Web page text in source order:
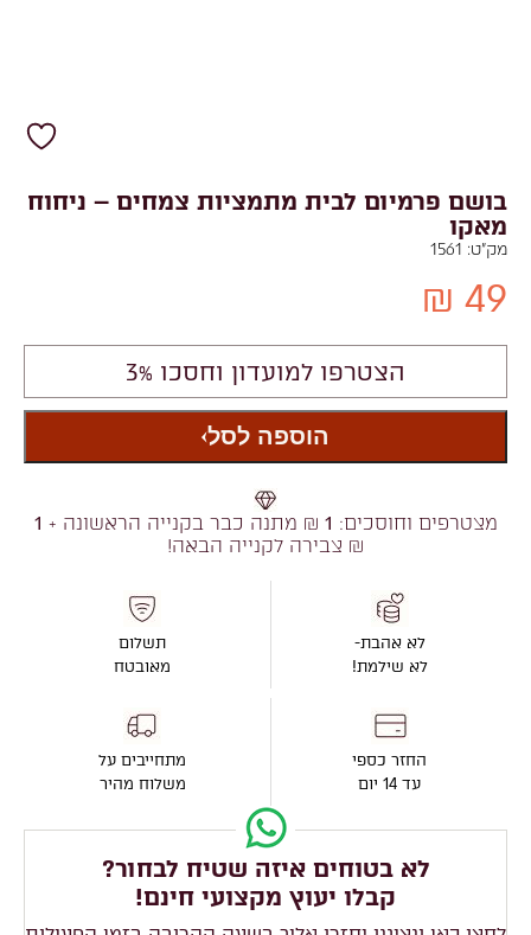
בושם פרמיום לבית מתמציות צמחים – ניחוח
מאקו
מק"ט: 1561
49 ₪
הצטרפו למועדון וחסכו 3%
הוספה לסל
מצטרפים וחוסכים: 1 ₪ מתנה כבר בקנייה הראשונה + 1
₪ צבירה לקנייה הבאה!
לא אהבת-
לא שילמת!
החזר כספי
עד 14 יום
תשלום
מאובטח
מתחייבים על
משלוח מהיר
לא בטוחים איזה שטיח לבחור?
קבלו יעוץ מקצועי חינם!